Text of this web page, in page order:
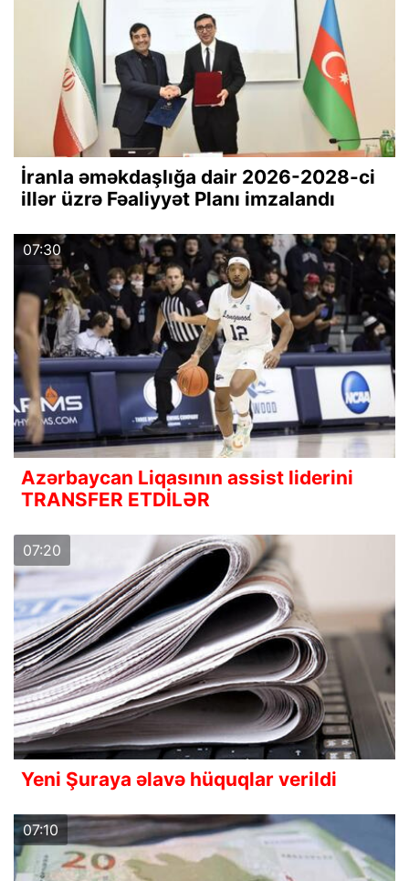
İranla əməkdaşlığa dair 2026-2028-ci
illər üzrə Fəaliyyət Planı imzalandı
07:30
Azərbaycan Liqasının assist liderini
TRANSFER ETDİLƏR
07:20
Yeni Şuraya əlavə hüquqlar verildi
07:10